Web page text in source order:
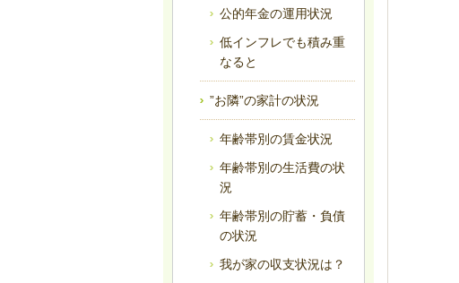
公的年金の運用状況
低インフレでも積み重
なると
”お隣”の家計の状況
年齢帯別の賃金状況
年齢帯別の生活費の状
況
年齢帯別の貯蓄・負債
の状況
我が家の収支状況は？